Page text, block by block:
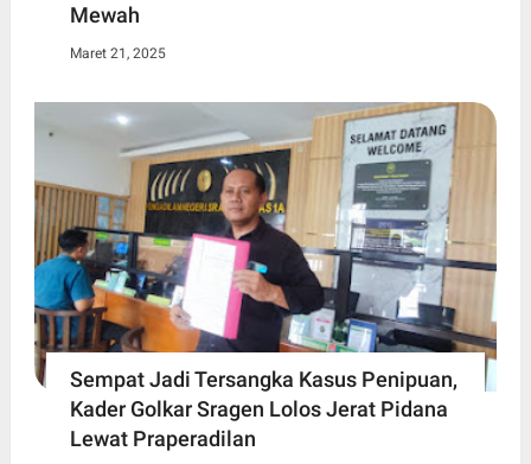
Mewah
Maret 21, 2025
Sempat Jadi Tersangka Kasus Penipuan,
Kader Golkar Sragen Lolos Jerat Pidana
Lewat Praperadilan